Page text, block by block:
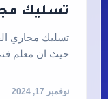
تسليك
تسليك مجاري
حيث ان معلم
نوفمبر 17, 2024